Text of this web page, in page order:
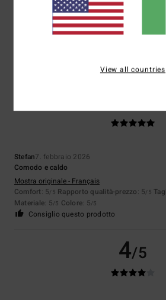
Colore
Stefan7. febbraio 2026
Comodo e caldo
Mostra originale - Français
Comfort: 5/5 Rapporto qualità-prezzo: 5/5
Materiale: 5/5 Colore: 5/5
Consiglio questo prodotto
4/5
View all countries